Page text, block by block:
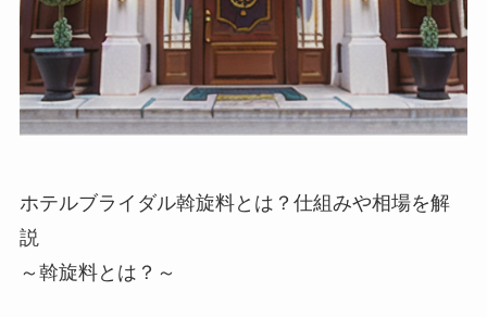
ホテルブライダル斡旋料とは？仕組みや相場を解
説
～斡旋料とは？～